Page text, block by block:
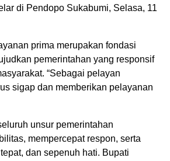
di Pendopo Sukabumi, Selasa, 11
prima merupakan fondasi
pemerintahan yang responsif
“Sebagai pelayan
sigap dan memberikan pelayanan
unsur pemerintahan
mempercepat respon, serta
dan sepenuh hati. Bupati